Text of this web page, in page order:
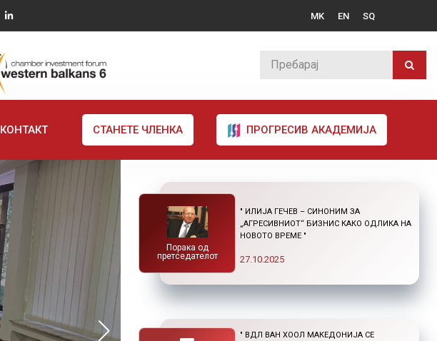
MK EN SQ
КОНТАКТ СТАНЕТЕ ЧЛЕНКА ПРОГРЕСИВ АКАДЕМИЈА
Порака од
претседателот
" ИЛИЈА ГЕЧЕВ – СИНОНИМ ЗА
„АГРЕСИВНИОТ“ БИЗНИС КАКО ОДЛИКА НА
НОВОТО ВРЕМЕ "
27.10.2025
" НОВ ПОВИК ОД ОКТА: СТИПЕНДИИ ЗА